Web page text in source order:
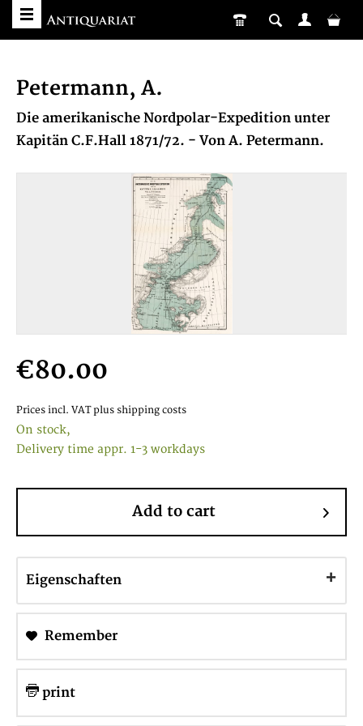
Petermann, A.
Die amerikanische Nordpolar-Expedition unter
Kapitän C.F.Hall 1871/72. - Von A. Petermann.
€80.00
Prices incl. VAT plus shipping costs
On stock,
Delivery time appr. 1-3 workdays
Add to cart
Eigenschaften
Remember
print